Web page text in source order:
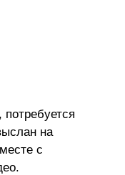
участков,
и
на
с